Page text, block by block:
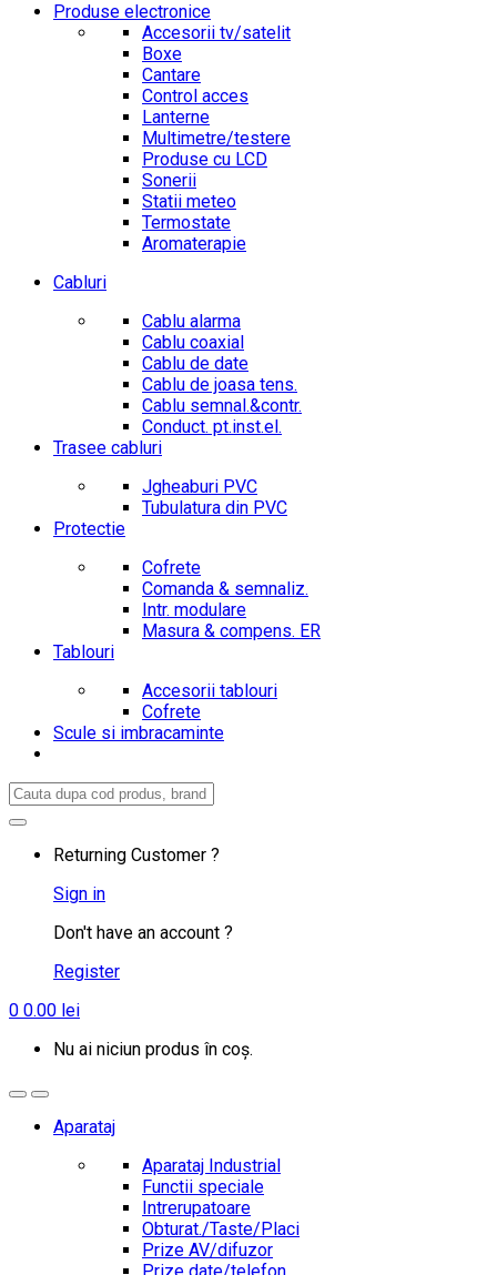
Produse electronice
Accesorii tv/satelit
Boxe
Cantare
Control acces
Lanterne
Multimetre/testere
Produse cu LCD
Sonerii
Statii meteo
Termostate
Aromaterapie
Cabluri
Cablu alarma
Cablu coaxial
Cablu de date
Cablu de joasa tens.
Cablu semnal.&contr.
Conduct. pt.inst.el.
Trasee cabluri
Jgheaburi PVC
Tubulatura din PVC
Protectie
Cofrete
Comanda & semnaliz.
Intr. modulare
Masura & compens. ER
Tablouri
Accesorii tablouri
Cofrete
Scule si imbracaminte
Search
Returning Customer ?
Sign in
Don't have an account ?
Register
0 0.00 lei
Nu ai niciun produs în coș.
Aparataj
Aparataj Industrial
Functii speciale
Intrerupatoare
Obturat./Taste/Placi
Prize AV/difuzor